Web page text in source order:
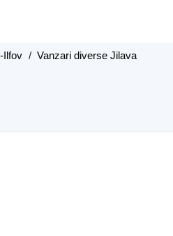
Ilfov / Vanzari diverse Jilava